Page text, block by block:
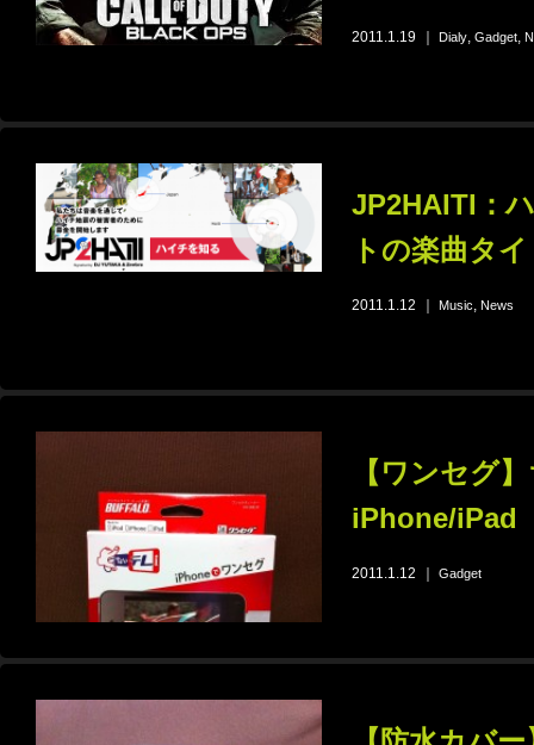
2011.1.19 ｜ Dialy Gadget
JP2HAITI：
トの楽曲タ
2011.1.12 ｜ Music News
【ワンセグ
iPhone/iPad
2011.1.12 ｜ Gadget